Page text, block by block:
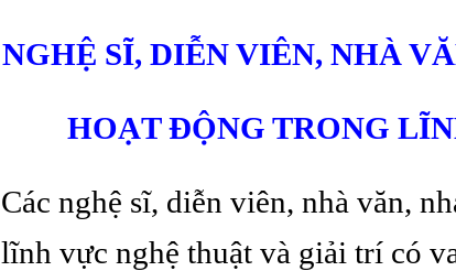
NGHỆ SĨ, DIỄN VIÊN, NHÀ
HOẠT ĐỘNG TRONG
Các nghệ sĩ, diễn viên, nhà văn,
lĩnh vực nghệ thuật và giải trí có